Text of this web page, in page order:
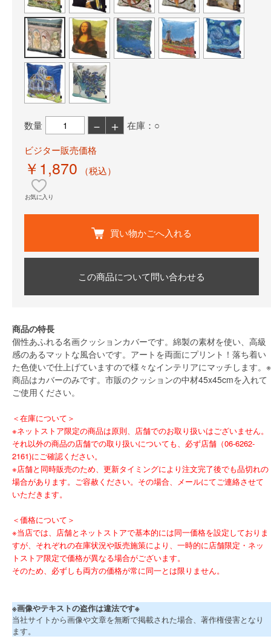
数量 － ＋
在庫：○
ビジター販売価格
￥1,870 （税込）
お気に入り
買い物かごへ入れる
この商品について問い合わせる
商品の特長
個性あふれる名画クッションカバーです。綿製の素材を使い、高級
感のあるマットな風合いです。アートを両面にプリント！落ち着い
た色使いで仕上げていますので様々なインテリアにマッチします。※
商品はカバーのみです。市販のクッションの中材45x45cmを入れて
ご使用ください。
＜在庫について＞
※ネットストア限定の商品は原則、店舗でのお取り扱いはございません。
それ以外の商品の店舗での取り扱いについても、必ず店舗（06-6262-
2161)にご確認ください。
※店舗と同時販売のため、更新タイミングにより注文完了後でも品切れの
場合があります。ご容赦ください。その場合、メールにてご連絡させて
いただきます。
＜価格について＞
※当店では、店舗とネットストアで基本的には同一価格を設定しておりま
すが、それぞれの在庫状況や販売施策により、一時的に店舗限定・ネッ
トストア限定で価格が異なる場合がございます。
そのため、必ずしも両方の価格が常に同一とは限りません。
※画像やテキストの盗作は違法です※
当社サイトから画像や文章を無断で掲載された場合、著作権侵害となり
ます。